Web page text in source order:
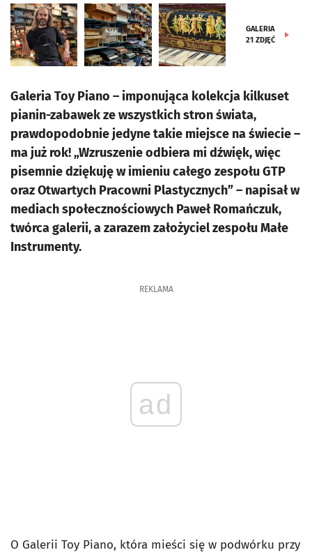
GALERIA
21 ZDJĘĆ
Galeria Toy Piano – imponująca kolekcja kilkuset
pianin-zabawek ze wszystkich stron świata,
prawdopodobnie jedyne takie miejsce na świecie –
ma już rok! „Wzruszenie odbiera mi dźwięk, więc
pisemnie dziękuję w imieniu całego zespołu GTP
oraz Otwartych Pracowni Plastycznych” – napisał w
mediach społecznościowych Paweł Romańczuk,
twórca galerii, a zarazem założyciel zespołu Małe
Instrumenty.
REKLAMA
ad
O Galerii Toy Piano, która mieści się w podwórku przy